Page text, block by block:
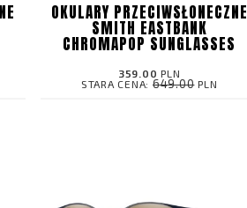
OKULARY PRZECIWSŁONECZNE
SMITH EASTBANK
CHROMAPOP SUNGLASSES
359.00 PLN
STARA CENA: 649.00PLN